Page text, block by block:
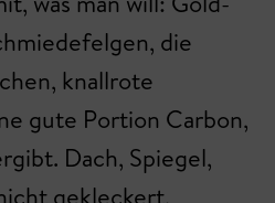
die
knallrote
gute Portion Carbon,
Dach, Spiegel,
gekleckert,